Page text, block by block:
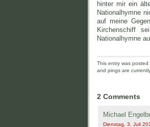
hinter mir ein
Nationalhymne
auf meine
Kirchenschiff
Nationalhymne
This entry was
and pings are
2 Comments
Michael
Dienstag, 3. Juli